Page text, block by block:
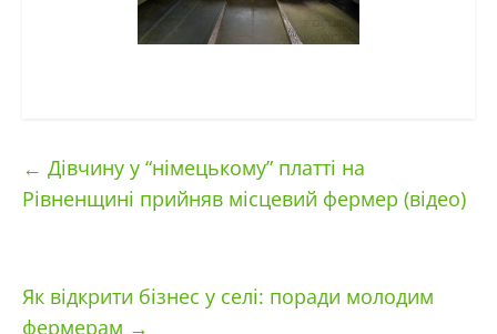
← Дівчину у “німецькому” платті на
Рівненщині прийняв місцевий фермер (відео)
Як відкрити бізнес у селі: поради молодим
фермерам →